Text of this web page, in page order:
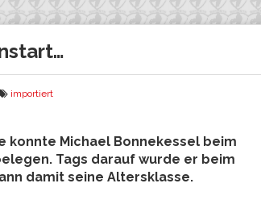
importiert
konnte Michael Bonnekessel beim
Tags darauf wurde er beim
damit seine Altersklasse.